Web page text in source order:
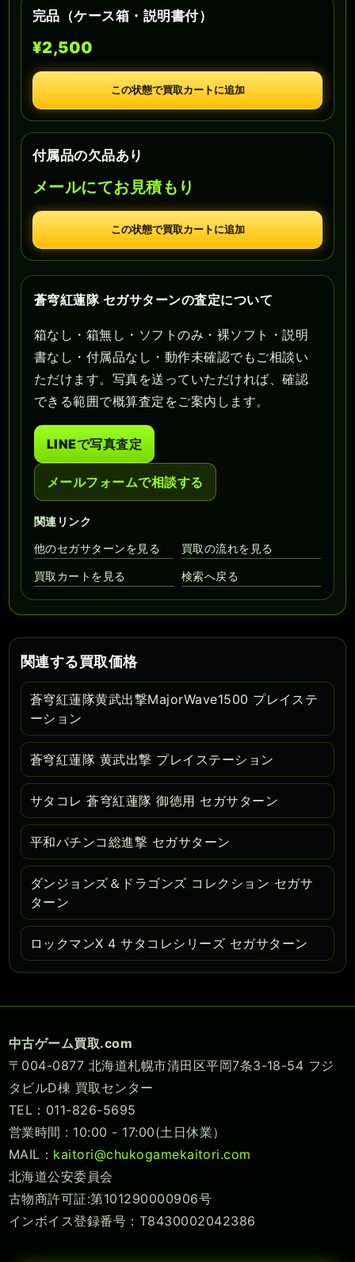
完品（ケース箱・説明書付）
¥2,500
この状態で買取カートに追加
付属品の欠品あり
メールにてお見積もり
この状態で買取カートに追加
蒼穹紅蓮隊 セガサターンの査定について
箱なし・箱無し・ソフトのみ・裸ソフト・説明
書なし・付属品なし・動作未確認でもご相談い
ただけます。写真を送っていただければ、確認
できる範囲で概算査定をご案内します。
LINEで写真査定
メールフォームで相談する
関連リンク
他のセガサターンを見る
買取の流れを見る
買取カートを見る 検索へ戻る
関連する買取価格
蒼穹紅蓮隊黄武出撃MajorWave1500 プレイステ
ーション
蒼穹紅蓮隊 黄武出撃 プレイステーション
サタコレ 蒼穹紅蓮隊 御徳用 セガサターン
平和パチンコ総進撃 セガサターン
ダンジョンズ＆ドラゴンズ コレクション セガサ
ターン
ロックマンX 4 サタコレシリーズ セガサターン
中古ゲーム買取.com
〒004-0877 北海道札幌市清田区平岡7条3-18-54 フジ
タビルD棟 買取センター
TEL：011-826-5695
営業時間 : 10:00 - 17:00(土日休業）
MAIL： kaitori@chukogamekaitori.com
北海道公安委員会
古物商許可証:第101290000906号
インボイス登録番号：T8430002042386